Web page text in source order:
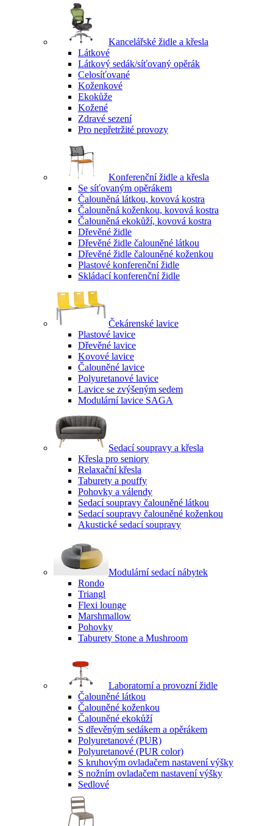
Kancelářské židle a křesla
Látkové
Látkový sedák/síťovaný opěrák
Celosíťované
Koženkové
Ekokůže
Kožené
Zdravé sezení
Pro nepřetržité provozy
Konferenční židle a křesla
Se síťovaným opěrákem
Čalouněná látkou, kovová kostra
Čalouněná koženkou, kovová kostra
Čalouněná ekokůží, kovová kostra
Dřevěné židle
Dřevěné židle čalouněné látkou
Dřevěné židle čalouněné koženkou
Plastové konferenční židle
Skládací konferenční židle
Čekárenské lavice
Plastové lavice
Dřevěné lavice
Kovové lavice
Čalouněné lavice
Polyuretanové lavice
Lavice se zvýšeným sedem
Modulární lavice SAGA
Sedací soupravy a křesla
Křesla pro seniory
Relaxační křesla
Taburety a pouffy
Pohovky a válendy
Sedací soupravy čalouněné látkou
Sedací soupravy čalouněné koženkou
Akustické sedací soupravy
Modulární sedací nábytek
Rondo
Triangl
Flexi lounge
Marshmallow
Pohovky
Taburety Stone a Mushroom
Laboratorní a provozní židle
Čalouněné látkou
Čalouněné koženkou
Čalouněné ekokůží
S dřevěným sedákem a opěrákem
Polyuretanové (PUR)
Polyuretanové (PUR color)
S kruhovým ovladačem nastavení výšky
S nožním ovladačem nastavení výšky
Sedlové